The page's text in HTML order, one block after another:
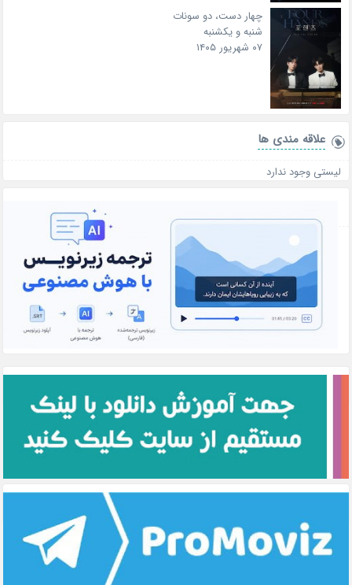
چهار دست، دو سونات
شنبه و یکشنبه
۰۷ شهریور ۱۴۰۵
علاقه‌ مندی ها
لیستی وجود ندارد